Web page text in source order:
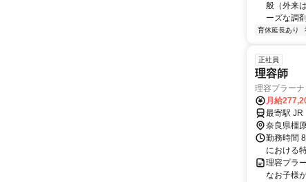
般（外来
ーズな調
育休延長あり
正社員
理容師
理容プラー
月給
最寄駅 JR
奈良県橿
勤務時間
における
理容プラ
なお子様